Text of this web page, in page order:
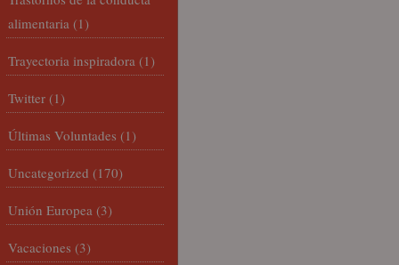
alimentaria (1)
Trayectoria inspiradora (1)
Twitter (1)
Últimas Voluntades (1)
Uncategorized (170)
Unión Europea (3)
Vacaciones (3)